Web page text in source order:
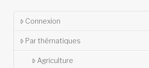
Connexion
Par thématiques
Agriculture